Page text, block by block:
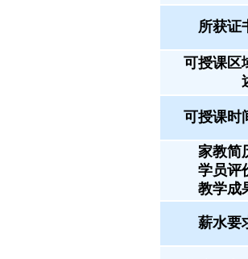
所获证
可授课区
可授课时
家教简
学员评
教学成
薪水要